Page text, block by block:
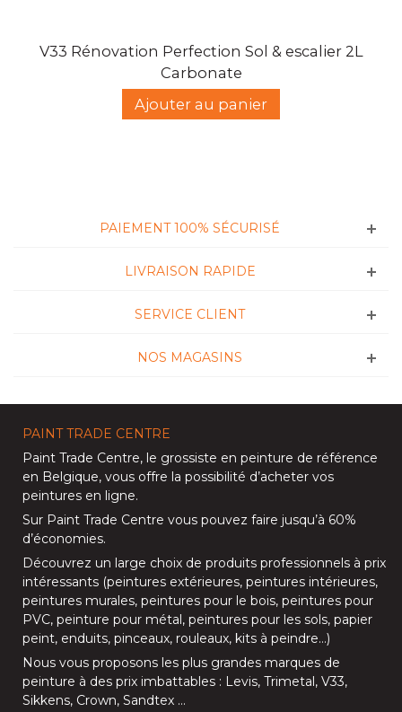
V33 Rénovation Perfection Sol & escalier 2L
Carbonate
Ajouter au panier
PAIEMENT 100% SÉCURISÉ
LIVRAISON RAPIDE
SERVICE CLIENT
NOS MAGASINS
PAINT TRADE CENTRE
Paint Trade Centre, le grossiste en peinture de référence
en Belgique, vous offre la possibilité d’acheter vos
peintures en ligne.
Sur Paint Trade Centre vous pouvez faire jusqu’à 60%
d’économies.
Découvrez un large choix de produits professionnels à prix
intéressants (peintures extérieures, peintures intérieures,
peintures murales, peintures pour le bois, peintures pour
PVC, peinture pour métal, peintures pour les sols, papier
peint, enduits, pinceaux, rouleaux, kits à peindre…)
Nous vous proposons les plus grandes marques de
peinture à des prix imbattables : Levis, Trimetal, V33,
Sikkens, Crown, Sandtex …